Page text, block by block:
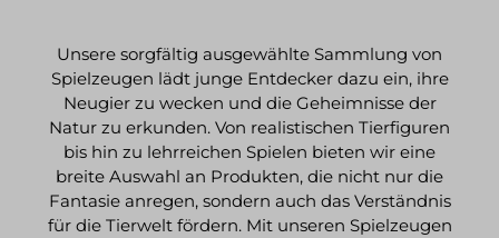
Unsere sorgfältig ausgewählte Sammlung von
Spielzeugen lädt junge Entdecker dazu ein, ihre
Neugier zu wecken und die Geheimnisse der
Natur zu erkunden. Von realistischen Tierfiguren
bis hin zu lehrreichen Spielen bieten wir eine
breite Auswahl an Produkten, die nicht nur die
Fantasie anregen, sondern auch das Verständnis
für die Tierwelt fördern. Mit unseren Spielzeugen